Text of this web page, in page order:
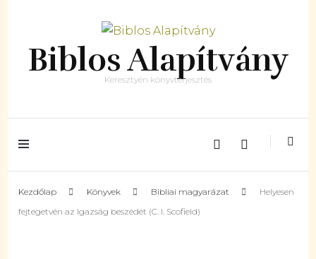
Biblos Alapítvány
Keresztyén könyvterjesztés
Kezdőlap Könyvek Bibliai magyarázat
Helyesen
fejtegetvén az Igazság beszédét (C. I. Scofield)